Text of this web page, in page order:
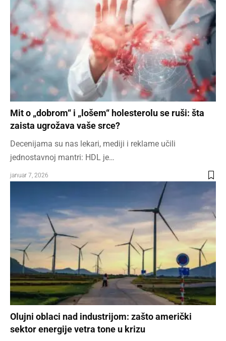
Mit o „dobrom“ i „lošem“ holesterolu se ruši: šta
zaista ugrožava vaše srce?
Decenijama su nas lekari, mediji i reklame učili
jednostavnoj mantri: HDL je…
januar 7, 2026
Olujni oblaci nad industrijom: zašto američki
sektor energije vetra tone u krizu